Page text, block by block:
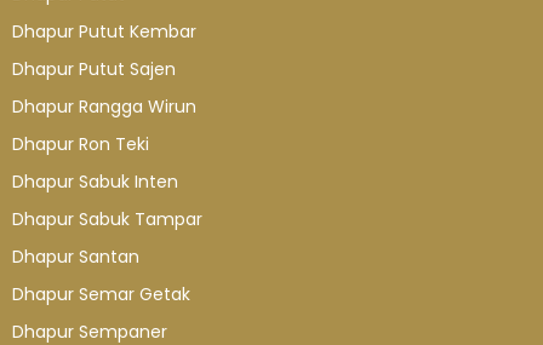
Dhapur Putut Kembar
Dhapur Putut Sajen
Dhapur Rangga Wirun
Dhapur Ron Teki
Dhapur Sabuk Inten
Dhapur Sabuk Tampar
Dhapur Santan
Dhapur Semar Getak
Dhapur Sempaner